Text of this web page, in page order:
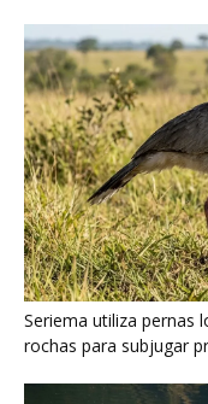
Seriema utiliza pernas
rochas para subjugar